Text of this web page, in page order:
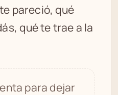
pareció, qué
qué te trae a la
para dejar